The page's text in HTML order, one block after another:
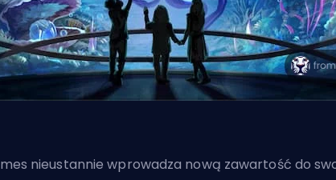
nieustannie wprowadza nową zawartość do